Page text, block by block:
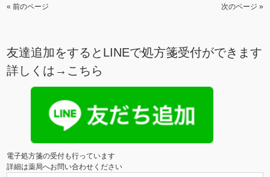
« 前のページ 次のページ »
友達追加をするとLINEで処方箋受付ができます
詳しくは→ こちら
電子処方箋の受付も行っています
詳細は薬局へお問い合わせください